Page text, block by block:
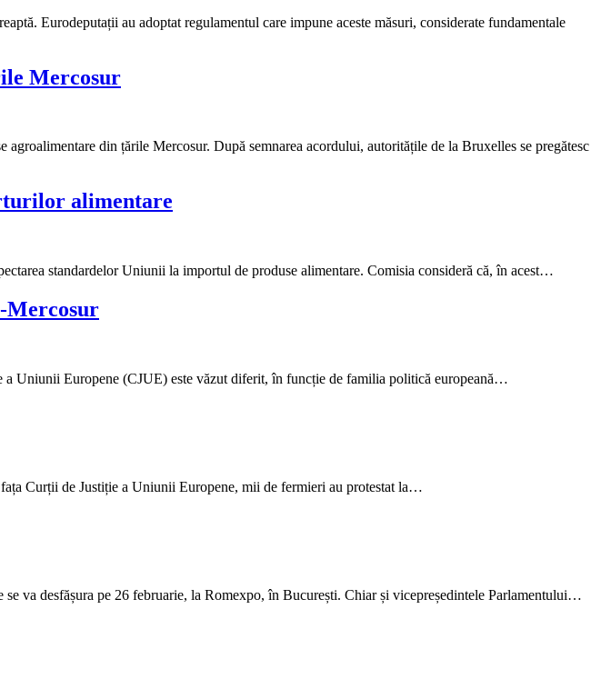
Eurodeputații au adoptat regulamentul care impune aceste măsuri, considerate fundamentale
Mercosur
din țările Mercosur. După semnarea acordului, autoritățile de la Bruxelles se pregătesc
alimentare
standardelor Uniunii la importul de produse alimentare. Comisia consideră că, în acest…
Mercosur
Uniunii Europene (CJUE) este văzut diferit, în funcție de familia politică europeană…
Curții de Justiție a Uniunii Europene, mii de fermieri au protestat la…
va desfășura pe 26 februarie, la Romexpo, în București. Chiar și vicepreședintele Parlamentului…